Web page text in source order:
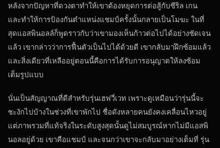
หลังจากปัญหาที่ดวงตาทำให้เขาต้องหยุดการต่อสู้กับซีริล เกน
และทำให้การป้องกันตำแหน่งแชมป์ครั้งนั้นกลายเป็นโมฆะ ในที่
สุดแอสพินอลล์ก็พูดราวกับว่าเขามองเห็นก้าวต่อไปได้อย่างชัดเจน
แล้ว เขากล่าวว่าการฟื้นตัวเป็นไปได้ด้วยดี เขากลับมาฝึกซ้อมแล้ว
และสิ่งเดียวที่เหลืออยู่ตอนนี้คือการได้รับการอนุญาตให้ลงซ้อม
เต็มรูปแบบ
นั่นเป็นสัญญาณที่ดีสำหรับรุ่นเฮฟวี่เวท เพราะดูเหมือนว่ารุ่นนี้จะ
ชะงักไปบ้างในช่วงที่เขาพักไป ชื่อดังหลายคนยังคงเคลื่อนไหวอยู่
แต่ภาพรวมที่แท้จริงในระดับสูงสุดนั้นดูไม่สมบูรณ์หากไม่มีแอสพิ
นอลอยู่ด้วย เขาคือแชมป์ และจนกว่าเขาจะกลับมาอย่างเต็มที่ รุ่น